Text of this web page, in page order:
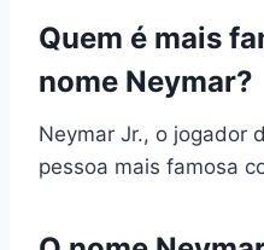
Quem é mais
nome Neymar?
Neymar Jr., o jogador
pessoa mais famosa